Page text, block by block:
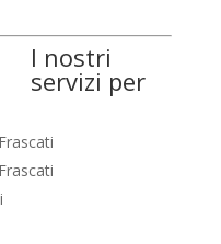
I nostri
servizi per